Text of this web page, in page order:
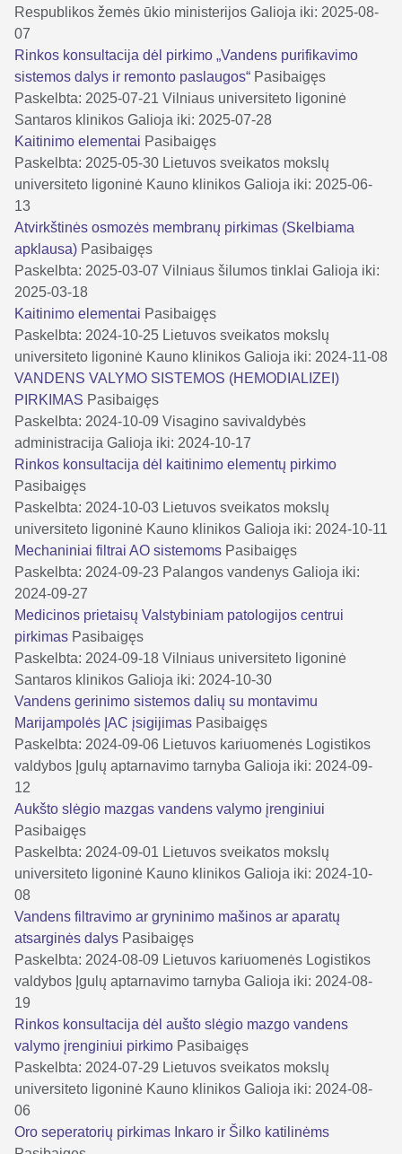
Respublikos žemės ūkio ministerijos Galioja iki: 2025-08-
07
Rinkos konsultacija dėl pirkimo „Vandens purifikavimo
sistemos dalys ir remonto paslaugos“ Pasibaigęs
Paskelbta: 2025-07-21 Vilniaus universiteto ligoninė
Santaros klinikos Galioja iki: 2025-07-28
Kaitinimo elementai Pasibaigęs
Paskelbta: 2025-05-30 Lietuvos sveikatos mokslų
universiteto ligoninė Kauno klinikos Galioja iki: 2025-06-
13
Atvirkštinės osmozės membranų pirkimas (Skelbiama
apklausa) Pasibaigęs
Paskelbta: 2025-03-07 Vilniaus šilumos tinklai Galioja iki:
2025-03-18
Kaitinimo elementai Pasibaigęs
Paskelbta: 2024-10-25 Lietuvos sveikatos mokslų
universiteto ligoninė Kauno klinikos Galioja iki: 2024-11-08
VANDENS VALYMO SISTEMOS (HEMODIALIZEI)
PIRKIMAS Pasibaigęs
Paskelbta: 2024-10-09 Visagino savivaldybės
administracija Galioja iki: 2024-10-17
Rinkos konsultacija dėl kaitinimo elementų pirkimo
Pasibaigęs
Paskelbta: 2024-10-03 Lietuvos sveikatos mokslų
universiteto ligoninė Kauno klinikos Galioja iki: 2024-10-11
Mechaniniai filtrai AO sistemoms Pasibaigęs
Paskelbta: 2024-09-23 Palangos vandenys Galioja iki:
2024-09-27
Medicinos prietaisų Valstybiniam patologijos centrui
pirkimas Pasibaigęs
Paskelbta: 2024-09-18 Vilniaus universiteto ligoninė
Santaros klinikos Galioja iki: 2024-10-30
Vandens gerinimo sistemos dalių su montavimu
Marijampolės ĮAC įsigijimas Pasibaigęs
Paskelbta: 2024-09-06 Lietuvos kariuomenės Logistikos
valdybos Įgulų aptarnavimo tarnyba Galioja iki: 2024-09-
12
Aukšto slėgio mazgas vandens valymo įrenginiui
Pasibaigęs
Paskelbta: 2024-09-01 Lietuvos sveikatos mokslų
universiteto ligoninė Kauno klinikos Galioja iki: 2024-10-
08
Vandens filtravimo ar gryninimo mašinos ar aparatų
atsarginės dalys Pasibaigęs
Paskelbta: 2024-08-09 Lietuvos kariuomenės Logistikos
valdybos Įgulų aptarnavimo tarnyba Galioja iki: 2024-08-
19
Rinkos konsultacija dėl aušto slėgio mazgo vandens
valymo įrenginiui pirkimo Pasibaigęs
Paskelbta: 2024-07-29 Lietuvos sveikatos mokslų
universiteto ligoninė Kauno klinikos Galioja iki: 2024-08-
06
Oro seperatorių pirkimas Inkaro ir Šilko katilinėms